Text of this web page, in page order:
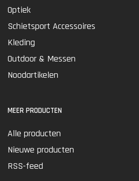
Optiek
Schietsport Accessoires
Kleding
Outdoor & Messen
Noodartikelen
MEER PRODUCTEN
Alle producten
Nieuwe producten
RSS-feed